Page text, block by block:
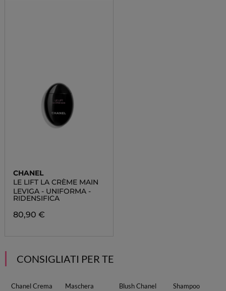
CHANEL
LE LIFT LA CRÈME MAIN
LEVIGA - UNIFORMA -
RIDENSIFICA
80,90 €
CONSIGLIATI PER TE
Chanel Crema
Maschera
Blush Chanel
Shampoo